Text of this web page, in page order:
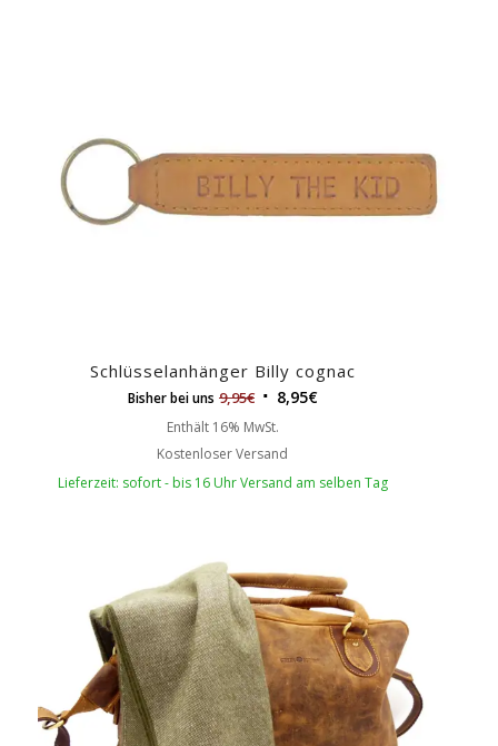
Schlüsselanhänger Billy cognac
Bisher bei uns 9,95€ 8,95€
Enthält 16% MwSt.
Kostenloser Versand
Lieferzeit: sofort - bis 16 Uhr Versand am selben Tag